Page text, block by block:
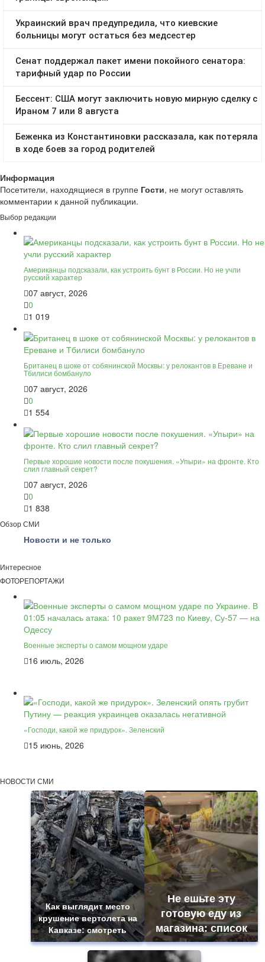
Информация
Посетители, находящиеся в группе Гости, не могут оставлять
комментарии к данной публикации.
Выбор редакции
Американцы подсказали, как устроить бунт в России. Но не учли
русский характер
07 август, 2026
0
1 019
Британец в шоке от собянинской Москвы: у релокантов в Ереване и
Тбилиси бомбануло
07 август, 2026
0
1 554
Первые хорошие новости после покушения. «Упыри» на фронте. Кто
слил главный секрет?
07 август, 2026
0
1 838
Обзор СМИ
Новости и не только
Интересное
ФОТОРЕПОРТАЖИ
Военные эксперты о самом мощном ударе
16 июль, 2026
«Господи, какой же придурок». Зеленский
15 июнь, 2026
НОВОСТИ СМИ
Как выглядит место
крушение вертолета на
Кавказе: смотреть
Не ешьте эту
готовую еду из
магазина: список